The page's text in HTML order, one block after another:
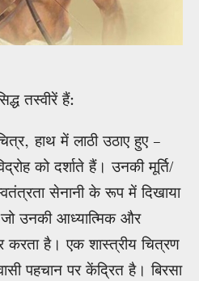
तस्वीरें हैं:
हाथ में लाठी उठाए हुए –
को दर्शाते हैं। उनकी मूर्ति/
सेनानी के रूप में दिखाया
उनकी आध्यात्मिक और
करता है। एक शास्त्रीय चित्रण
पहचान पर केंद्रित है। बिरसा